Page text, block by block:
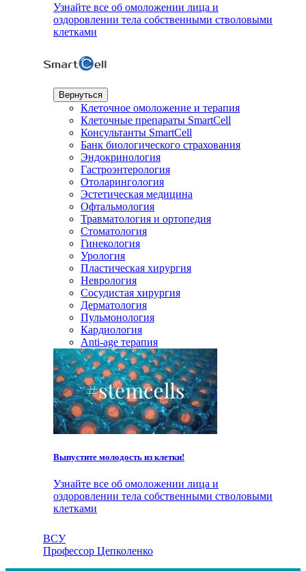
Узнайте все об омоложении лица и
оздоровлении тела собственными стволовыми
клетками
Вернуться
Клеточное омоложение и терапия
Клеточные препараты SmartCell
Консультанты SmartCell
Банк биологического страхования
Эндокринология
Гастроэнтерология
Отоларингология
Эстетическая медицина
Офтальмология
Травматология и ортопедия
Стоматология
Гинекология
Урология
Пластическая хирургия
Неврология
Сосудистая хирургия
Дерматология
Пульмонология
Кардиология
Anti-age терапия
Выпустите молодость из клетки!
Узнайте все об омоложении лица и
оздоровлении тела собственными стволовыми
клетками
ВСУ
Профессор Цепколенко